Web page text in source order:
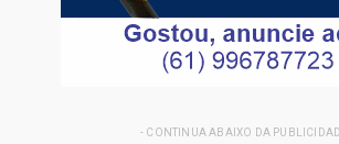
- CONTINUA ABAIXO DA